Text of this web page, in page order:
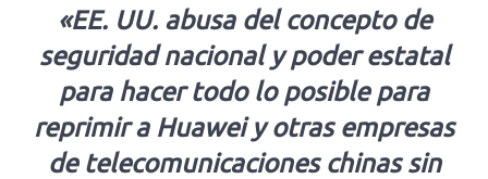
«EE. UU. abusa del concepto de
seguridad nacional y poder estatal
para hacer todo lo posible para
reprimir a Huawei y otras empresas
de telecomunicaciones chinas sin